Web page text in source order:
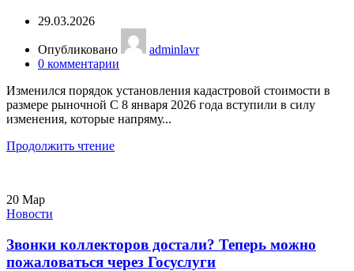
29.03.2026
Опубликовано
adminlavr
0 комментарии
Изменился порядок установления кадастровой стоимости в
размере рыночной С 8 января 2026 года вступили в силу
изменения, которые напряму...
Продолжить чтение
20 Мар
Новости
Звонки коллекторов достали? Теперь можно
пожаловаться через Госуслуги